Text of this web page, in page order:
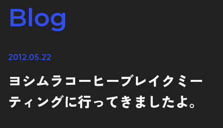
Blog
2012.05.22
ヨシムラコーヒーブレイクミー
ティングに行ってきましたよ。